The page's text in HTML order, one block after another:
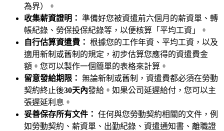
為界）。
收集薪資證明： 準備好您被資遣前六個月的薪資單、轉
帳紀錄、勞保投保紀錄等，以便核算「平均工資」。
自行估算資遣費： 根據您的工作年資、平均工資，以及
適用新制或舊制的規定，初步估算您應得的資遣費金
額。您可以製作一個簡單的表格來計算。
留意發給期限： 無論新制或舊制，資遣費都必須在勞動
契約終止後30天內發給。如果公司延遲給付，您可以主
張遲延利息。
妥善保存所有文件： 任何與您勞動契約相關的文件，例
如勞動契約、薪資單、出勤紀錄、資遣通知書、離職證